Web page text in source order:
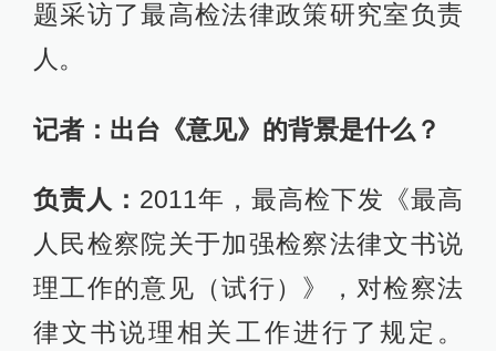
题采访了最高检法律政策研究室负责
人。
记者：出台《意见》的背景是什么？
负责人： 2011年，最高检下发《最高
人民检察院关于加强检察法律文书说
理工作的意见（试行）》，对检察法
律文书说理相关工作进行了规定。